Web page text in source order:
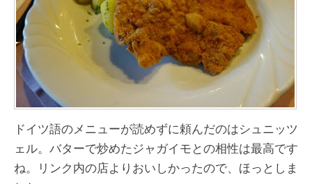
ドイツ語のメニューが読めずに頼んだのはシュニッツ
ェル。バターで炒めたジャガイモとの相性は最高です
ね。リンク内の店よりおいしかったので、ほっとしま